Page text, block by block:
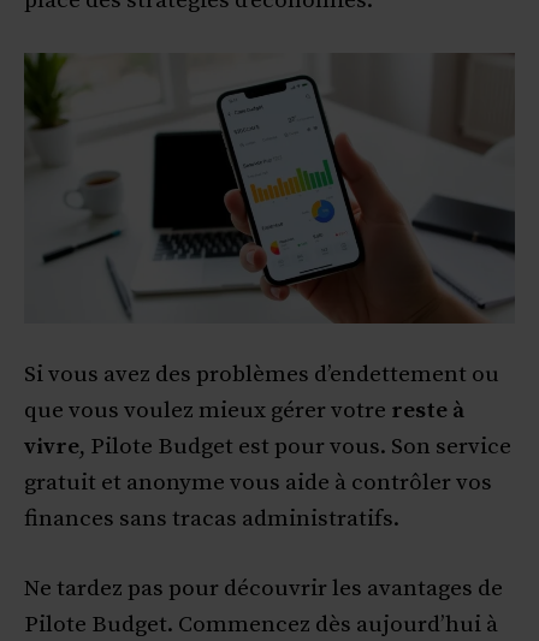
Si vous avez des problèmes d’endettement ou
que vous voulez mieux gérer votre reste à
vivre, Pilote Budget est pour vous. Son service
gratuit et anonyme vous aide à contrôler vos
finances sans tracas administratifs.
Ne tardez pas pour découvrir les avantages de
Pilote Budget. Commencez dès aujourd’hui à